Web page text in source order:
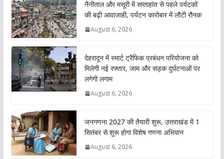
नैनीताल और मसूरी में सप्ताहांत से पहले पर्यटकों
की बढ़ी आवाजाही, पर्यटन कारोबार में लौटी रौनक
August 6, 2026
देहरादून में स्मार्ट ट्रैफिक प्रबंधन परियोजना को
मिलेगी नई रफ्तार, जाम और सड़क दुर्घटनाओं पर
लगेगी लगाम
August 6, 2026
जनगणना 2027 की तैयारी शुरू, उत्तराखंड में 1
सितंबर से शुरू होगा विशेष गणना अभियान
August 6, 2026